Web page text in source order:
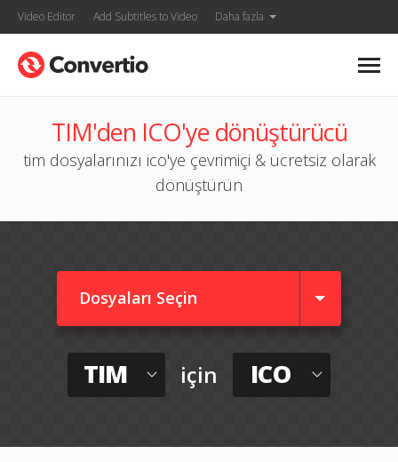
Video Editor Add Subtitles to Video Daha fazla
TIM'den ICO'ye dönüştürücü
tim dosyalarınızı ico'ye çevrimiçi & ücretsiz olarak
dönüştürün
Dosyaları Seçin
TIM için ICO